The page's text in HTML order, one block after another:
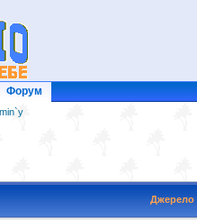
Форум
Джерело